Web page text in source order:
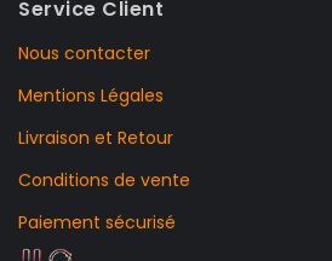
Service Client
Nous contacter
Mentions Légales
Livraison et Retour
Conditions de vente
Paiement sécurisé